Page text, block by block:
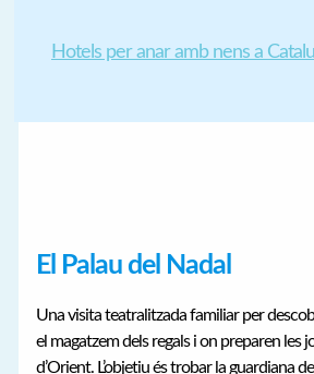
Hotels per anar amb nens a
El Palau del Nadal
Una visita teatralitzada familiar per
el magatzem dels regals i on preparen les
d’Orient. L’objetiu és trobar la guardiana